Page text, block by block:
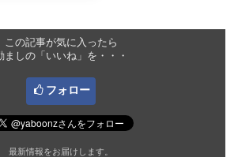
この記事が気に入ったら
ましの「いいね」を・・・
フォロー
最新情報をお届けします。